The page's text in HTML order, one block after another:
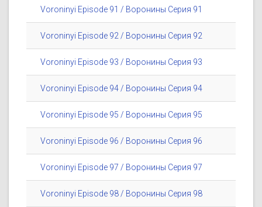
Voroninyi Episode 91 / Воронины Серия 91
Voroninyi Episode 92 / Воронины Серия 92
Voroninyi Episode 93 / Воронины Серия 93
Voroninyi Episode 94 / Воронины Серия 94
Voroninyi Episode 95 / Воронины Серия 95
Voroninyi Episode 96 / Воронины Серия 96
Voroninyi Episode 97 / Воронины Серия 97
Voroninyi Episode 98 / Воронины Серия 98